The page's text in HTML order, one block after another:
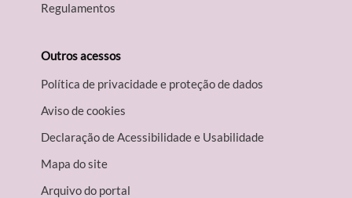
Regulamentos
Outros acessos
Política de privacidade e proteção de dados
Aviso de cookies
Declaração de Acessibilidade e Usabilidade
Mapa do site
Arquivo do portal